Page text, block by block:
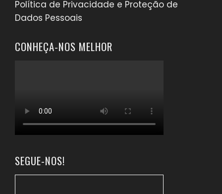
Política de Privacidade e Proteção de
Dados Pessoais
CONHEÇA-NOS MELHOR
SEGUE-NOS!